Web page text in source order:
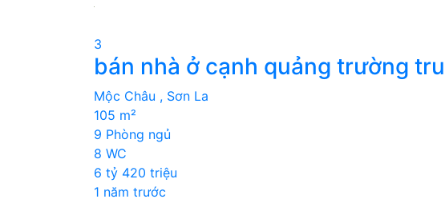
3
bán nhà ở cạnh quảng trường
Mộc Châu , Sơn La
105 m²
9 Phòng ngủ
8 WC
6 tỷ 420 triệu
1 năm trước